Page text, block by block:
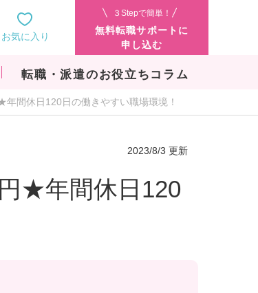
お気に入り
３Stepで簡単！
無料転職サポートに
申し込む
転職・派遣のお役立ちコラム
間休日120日の働きやすい職場環境！
2023/8/3 更新
★年間休日120